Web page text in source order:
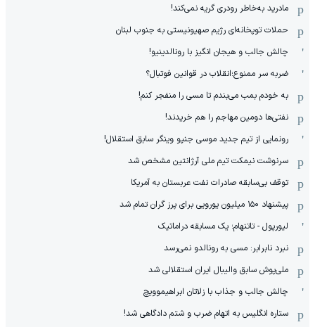
مادرید به‌خاطر رودری گریه نمی‌کند!
حملات توپخانه‌ای رژیم صهیونیستی به جنوب لبنان
چالش جالب و هیجان انگیز با رونالدینیو!
ضربه سر ممنوع؛انقلاب در قوانین فوتبال؟
به خودم بمب می‌بندم تا مسی را منفجر کنم!
نفتی‌ها دومین مهاجم را هم خریدند!
رونمایی از تیم جدید موسی جنپو وینگر سابق استقلال!
سرنوشت نیمکت تیم ملی آرژانتین مشخص شد
توقف بی‌سابقه صادرات نفت عربستان به آمریکا
پیشنهاد ۱۵۰ میلیون یورویی برای پرز گران تمام شد
لیورپول - تاتنهام؛ یک مسابقه دراماتیک
نبرد نابرابر: مسی به رونالدو نمی‌رسد
ملی‌پوش سابق والیبال ایران استقلالی شد
چالش جالب و جذاب با زلاتان ابراهیموویچ
ستاره انگلیس به اتهام ضرب و شتم دادگاهی شد!